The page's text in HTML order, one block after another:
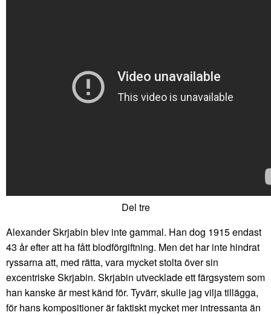
Del tre
Alexander Skrjabin blev inte gammal. Han dog 1915 endast
43 år efter att ha fått blodförgiftning. Men det har inte hindrat
ryssarna att, med rätta, vara mycket stolta över sin
excentriske Skrjabin. Skrjabin utvecklade ett färgsystem som
han kanske är mest känd för. Tyvärr, skulle jag vilja tillägga,
för hans kompositioner är faktiskt mycket mer intressanta än